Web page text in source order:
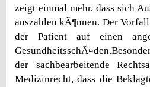
zeigt einmal mehr, dass sich
auszahlen kÃ¶nnen. Der
der Patient auf einen
der sachbearbeitende
Medizinrecht, dass die